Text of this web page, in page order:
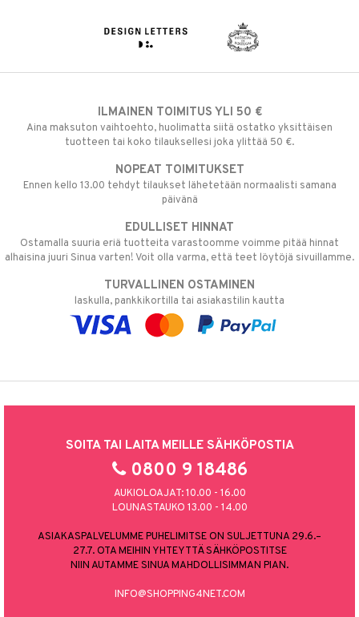
ILMAINEN TOIMITUS YLI 50 €
Aina maksuton vaihtoehto, huolimatta siitä ostatko yksittäisen
tuotteen tai koko tilauksellesi joka ylittää 50 €.
NOPEAT TOIMITUKSET
Ennen kello 13.00 tehdyt tilaukset lähetetään normaalisti samana
päivänä
EDULLISET HINNAT
Ostamalla suuria eriä tuotteita varastoomme voimme pitää hinnat
alhaisina juuri Sinua varten! Voit olla varma, että teet löytöjä sivuillamme.
TURVALLINEN OSTAMINEN
laskulla, pankkikortilla tai asiakastilin kautta
SOITA TAI LAITA MEILLE SÄHKÖPOSTIA
0800 9 18486
AUKIOLOAJAT: 10.00 - 16.00
LOUNASTAUKO 13.00 - 14.00
ASIAKASPALVELUMME PUHELIMITSE ON SULJETTUNA 29.6.–
27.7. OTA MEIHIN YHTEYTTÄ SÄHKÖPOSTITSE
NIIN AUTAMME SINUA MAHDOLLISIMMAN PIAN.
INFO@SHOPPING4NET.COM